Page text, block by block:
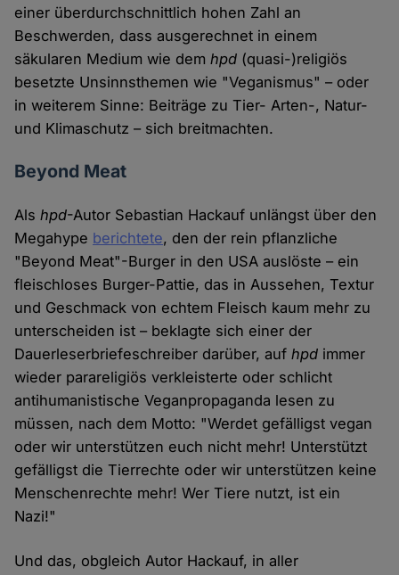
einer überdurchschnittlich hohen Zahl an
Beschwerden, dass ausgerechnet in einem
säkularen Medium wie demhpd (quasi-)religiös
besetzte Unsinnsthemen wie "Veganismus" – oder
in weiterem Sinne: Beiträge zu Tier- Arten-, Natur-
und Klimaschutz – sich breitmachten.
Beyond Meat
Alshpd-Autor Sebastian Hackauf unlängst über den
Megahype berichtete, den der rein pflanzliche
"Beyond Meat"-Burger in den USA auslöste – ein
fleischloses Burger-Pattie, das in Aussehen, Textur
und Geschmack von echtem Fleisch kaum mehr zu
unterscheiden ist – beklagte sich einer der
Dauerleserbriefeschreiber darüber, aufhpd immer
wieder parareligiös verkleisterte oder schlicht
antihumanistische Veganpropaganda lesen zu
müssen, nach dem Motto: "Werdet gefälligst vegan
oder wir unterstützen euch nicht mehr! Unterstützt
gefälligst die Tierrechte oder wir unterstützen keine
Menschenrechte mehr! Wer Tiere nutzt, ist ein
Nazi!"
Und das, obgleich Autor Hackauf, in aller